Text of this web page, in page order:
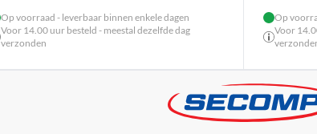
Op voorraad - leverbaar binnen enkele dagen
Voor 14.00 uur besteld - meestal dezelfde dag
verzonden
Op
Voor